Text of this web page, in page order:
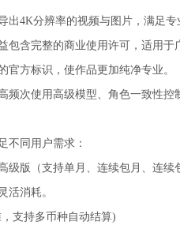
出4K分辨率的视频与图片，满足专
包含完整的商业使用许可，适用于
官方标识，使作品更加纯净专业。
频次使用高级模型、角色一致性控
不同用户需求：
级版（支持单月、连续包月、连续
活消耗。
支持多币种自动结算)